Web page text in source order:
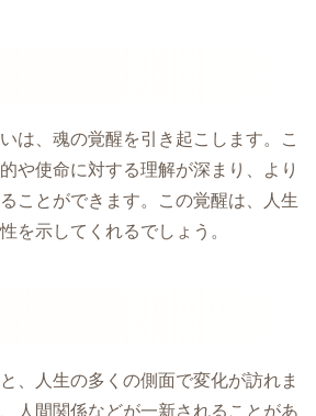
は、魂の覚醒を引き起こします。こ
や使命に対する理解が深まり、より
ことができます。この覚醒は、人生
を示してくれるでしょう。
、人生の多くの側面で変化が訪れま
人間関係などが一新されることがあ